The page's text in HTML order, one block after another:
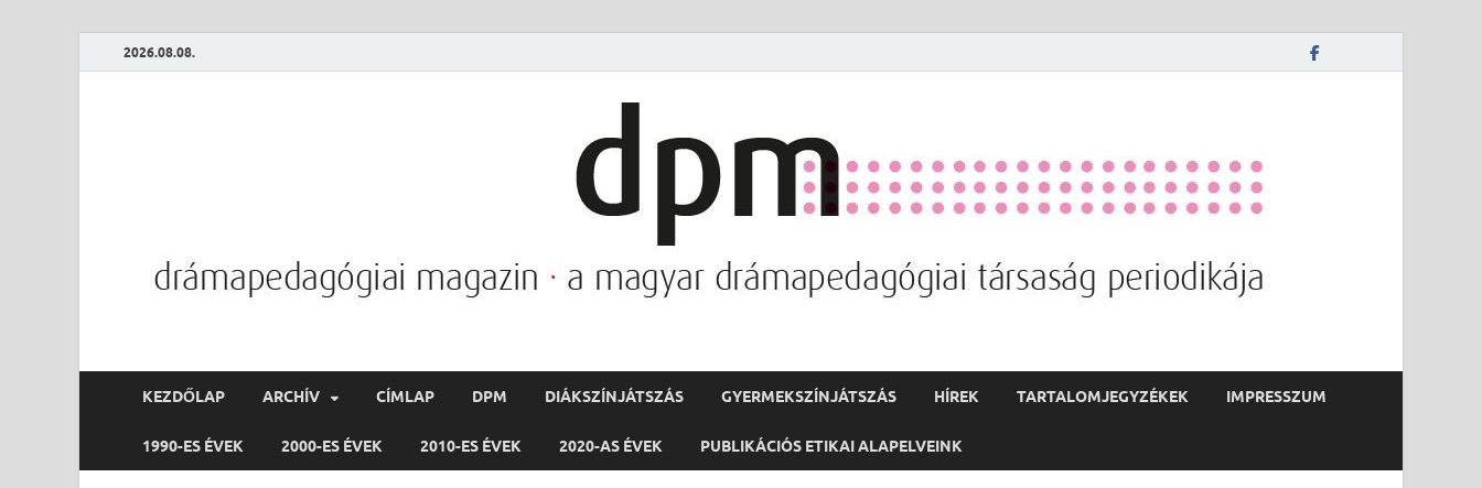
2026.08.08.
KEZDŐLAP ARCHÍV CÍMLAP DPM DIÁKSZÍNJÁTSZÁS GYERMEKSZÍNJÁTSZÁS HÍREK TARTALOMJEGYZÉKEK IMPRESSZUM
1990-ES ÉVEK 2000-ES ÉVEK 2010-ES ÉVEK 2020-AS ÉVEK PUBLIKÁCIÓS ETIKAI ALAPELVEINK